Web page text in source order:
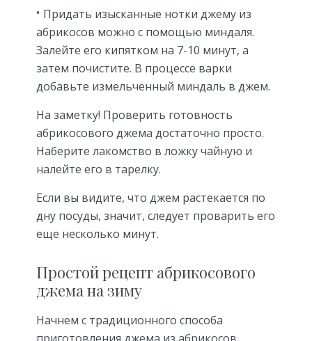
Придать изысканные нотки джему из
абрикосов можно с помощью миндаля.
Залейте его кипятком на 7-10 минут, а
затем почистите. В процессе варки
добавьте измельченный миндаль в джем.
На заметку! Проверить готовность
абрикосового джема достаточно просто.
Наберите лакомство в ложку чайную и
налейте его в тарелку.
Если вы видите, что джем растекается по
дну посуды, значит, следует проварить его
еще несколько минут.
Простой рецепт абрикосового
джема на зиму
Начнем с традиционного способа